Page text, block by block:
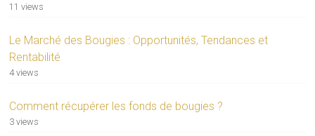
11 views
Le Marché des Bougies : Opportunités, Tendances et
Rentabilité
4 views
Comment récupérer les fonds de bougies ?
3 views